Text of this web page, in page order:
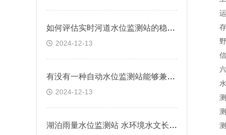
如何评估实时河道水位监测站的稳定性和可靠性？
2024-12-13
有没有一种自动水位监测站能够兼容多种数据传输方式？
2024-12-13
湖泊雨量水位监测站 水环境水文长期观测方案
运
存
野
信
六
水
测
测
测